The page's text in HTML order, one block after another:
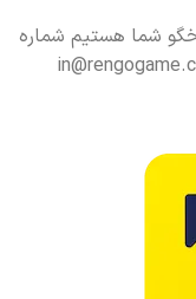
روز پاسخگو شما هستیم شماره